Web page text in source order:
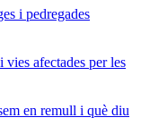
i pedregades
vies afectades per les
en remull i què diu